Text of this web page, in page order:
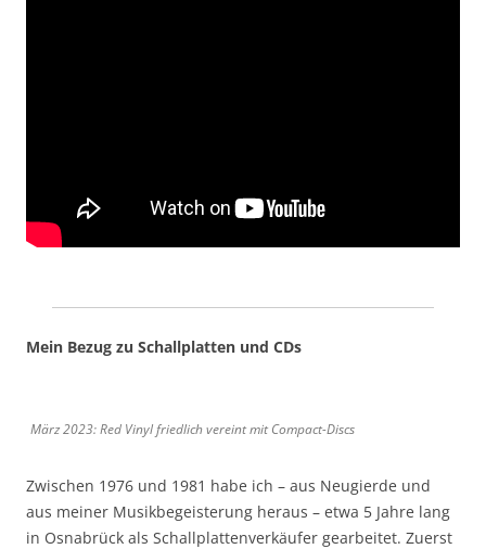
Mein Bezug zu Schallplatten und CDs
März 2023: Red Vinyl friedlich vereint mit Compact-Discs
Zwischen 1976 und 1981 habe ich – aus Neugierde und
aus meiner Musikbegeisterung heraus – etwa 5 Jahre lang
in Osnabrück als Schallplattenverkäufer gearbeitet. Zuerst